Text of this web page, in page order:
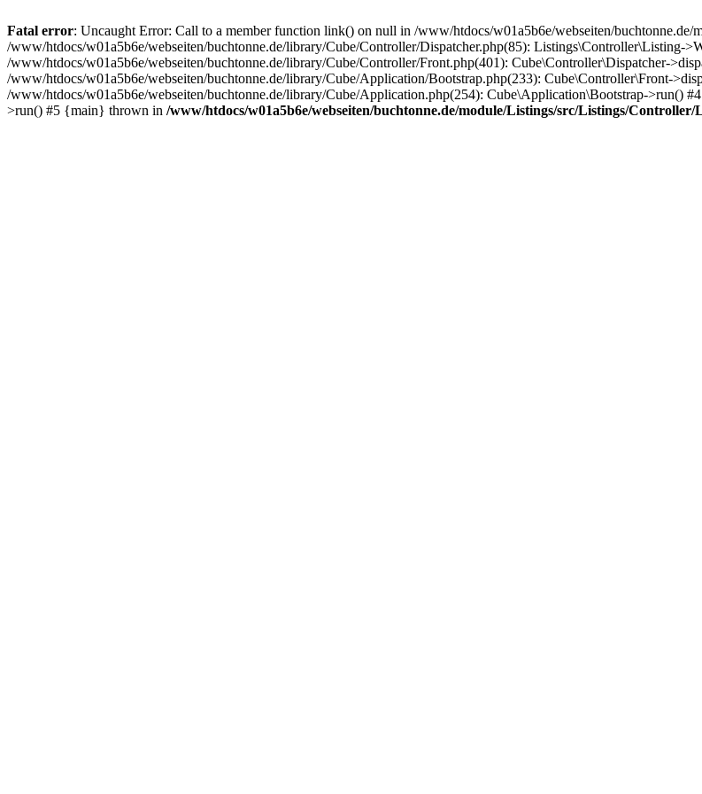
Fatal error: Uncaught Error: Call to a member function link() on null in /www/htdocs/w01a5b6e/webseiten/
/www/htdocs/w01a5b6e/webseiten/buchtonne.de/library/Cube/Controller/Dispatcher.php(85): Listings\Controller\Listing-
/www/htdocs/w01a5b6e/webseiten/buchtonne.de/library/Cube/Controller/Front.php(401): Cube\Controller\Dispatcher-
/www/htdocs/w01a5b6e/webseiten/buchtonne.de/library/Cube/Application/Bootstrap.php(233): Cube\Controller\Front-
/www/htdocs/w01a5b6e/webseiten/buchtonne.de/library/Cube/Application.php(254): Cube\Application\Bootstrap->run()
>run() #5 {main} thrown in /www/htdocs/w01a5b6e/webseiten/buchtonne.de/module/Listings/src/Listings/Controller/